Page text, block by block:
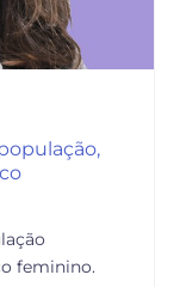
feminino.